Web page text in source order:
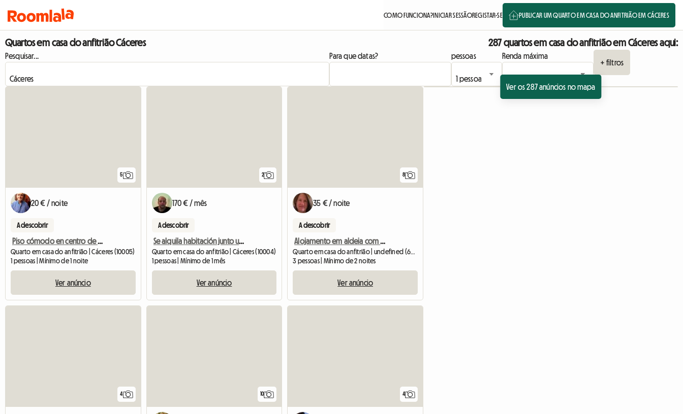
COMO FUNCIONA?INICIAR SESSÃOREGISTAR-SE PUBLICAR UM QUARTO EM CASA DO ANFITRIÃO EM CÁCERES
Quartos em casa do anfitrião Cáceres 287 quartos em casa do anfitrião em Cáceres aqui:
Pesquisar... Para que datas? pessoas
Renda máxima
+ filtros
Ver os 287 anúncios no mapa
5
20 € / noite
A descobrir
Piso cómodo en centro de Cáceres
Quarto em casa do anfitrião | Cáceres (10005)
1 pessoas | Mínimo de 1 noite
Ver anúncio
2
170 € / mês
A descobrir
Se alquila habitación junto universidad
Quarto em casa do anfitrião | Cáceres (10004)
1 pessoas | Mínimo de 1 mês
Ver anúncio
8
35 € / noite
A descobrir
Alojamento em aldeia com vista para a Serra da Estrela
Quarto em casa do anfitrião | undefined (6270-184) | 50 M2
3 pessoas | Mínimo de 2 noites
Ver anúncio
4 10 4